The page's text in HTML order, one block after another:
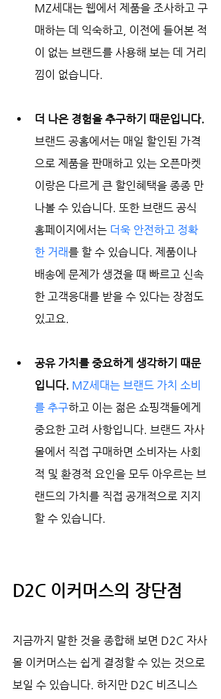
MZ세대는 웹에서 제품을 조사하고 구
매하는 데 익숙하고, 이전에 들어본 적
이 없는 브랜드를 사용해 보는 데 거리
낌이 없습니다.
더 나은 경험을 추구하기 때문입니다.
브랜드 공홈에서는 매일 할인된 가격
으로 제품을 판매하고 있는 오픈마켓
이랑은 다르게 큰 할인혜택을 종종 만
나볼 수 있습니다. 또한 브랜드 공식
홈페이지에서는 더욱 안전하고 정확
한 거래를 할 수 있습니다. 제품이나
배송에 문제가 생겼을 때 빠르고 신속
한 고객응대를 받을 수 있다는 장점도
있고요.
공유 가치를 중요하게 생각하기 때문
입니다. MZ세대는 브랜드 가치 소비
를 추구하고 이는 젊은 쇼핑객들에게
중요한 고려 사항입니다. 브랜드 자사
몰에서 직접 구매하면 소비자는 사회
적 및 환경적 요인을 모두 아우르는 브
랜드의 가치를 직접 공개적으로 지지
할 수 있습니다.
D2C 이커머스의 장단점
지금까지 말한 것을 종합해 보면 D2C 자사
몰 이커머스는 쉽게 결정할 수 있는 것으로
보일 수 있습니다. 하지만 D2C 비즈니스